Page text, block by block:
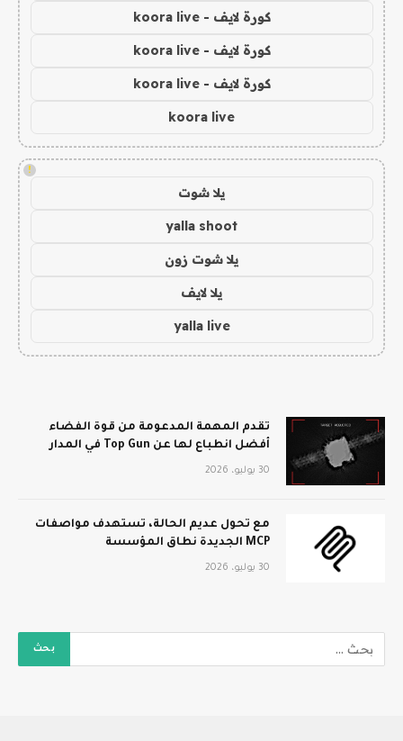
كورة لايف - koora live
كورة لايف - koora live
كورة لايف - koora live
koora live
!
يلا شوت
yalla shoot
يلا شوت زون
يلا لايف
yalla live
تقدم المهمة المدعومة من قوة الفضاء
أفضل انطباع لها عن Top Gun في المدار
30 يوليو، 2026
مع تحول عديم الحالة، تستهدف مواصفات
MCP الجديدة نطاق المؤسسة
30 يوليو، 2026